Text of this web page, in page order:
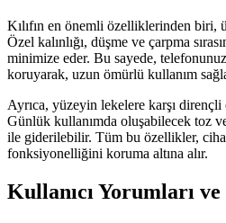
Kılıfın en önemli özelliklerinden biri,
Özel kalınlığı, düşme ve çarpma
minimize eder. Bu sayede,
koruyarak, uzun ömürlü kullanım
Ayrıca, yüzeyin lekelere karşı dirençli
Günlük kullanımda oluşabilecek toz
ile giderilebilir. Tüm bu özellikler,
fonksiyonelliğini koruma altına alır.
Kullanıcı Yorumları